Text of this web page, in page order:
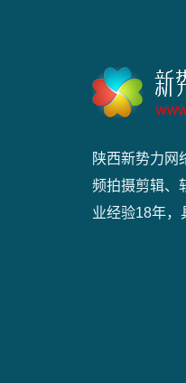
陕西新势力网
频拍摄剪辑、
业经验18年，